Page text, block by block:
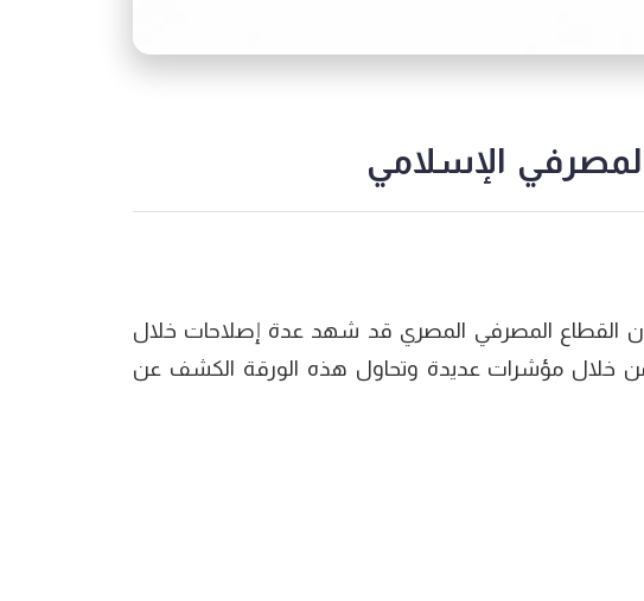
الإسلامي
القطاع المصرفي المصري قد شهد عدة إصلاحات خلال
من خلال مؤشرات عديدة وتحاول هذه الورقة الكشف عن